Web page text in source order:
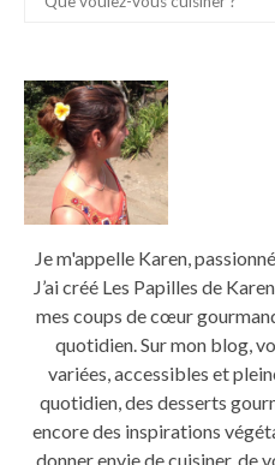
Je m'appelle Karen,
J’ai créé Les Papilles de
mes coups de cœur
quotidien. Sur mon blog,
variées, accessibles et
quotidien, des desserts
encore des inspirations
donner envie de cuisiner, de